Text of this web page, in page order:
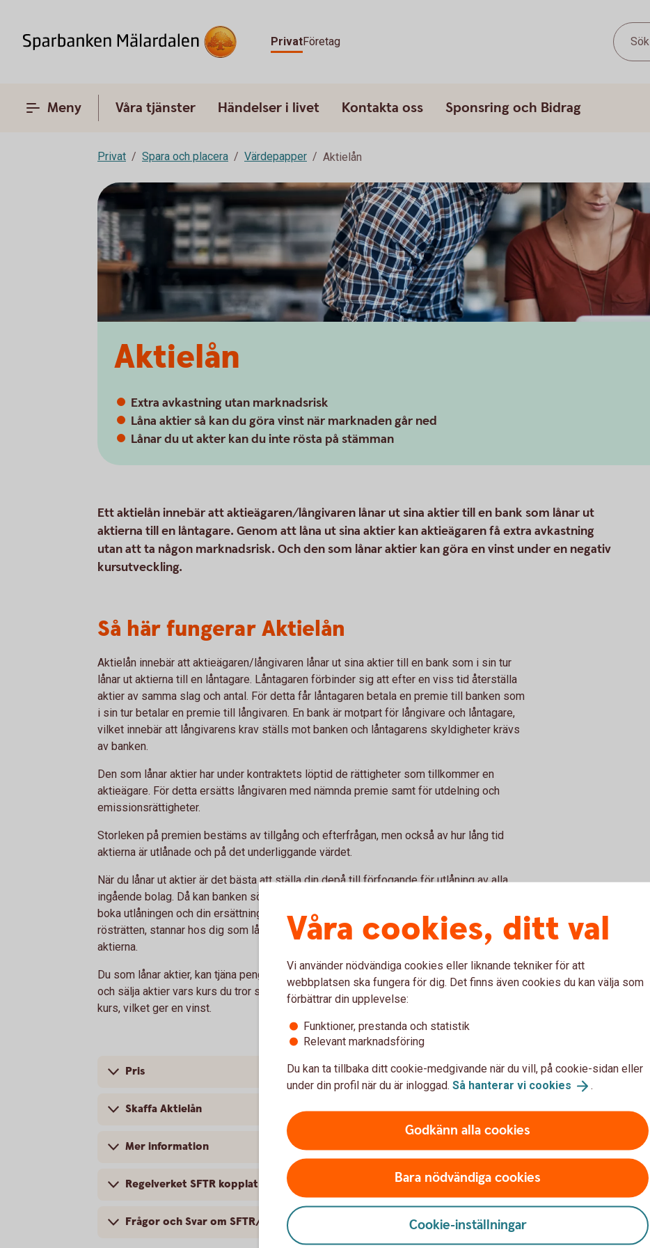
PrivatFöretag Sök
Meny Våra tjänster Händelser i livet Kontakta oss Sponsring och Bidrag
Privat Spara och placera Värdepapper Aktielån
Aktielån
Extra avkastning utan marknadsrisk
Låna aktier så kan du göra vinst när marknaden går ned
Lånar du ut akter kan du inte rösta på stämman
Ett aktielån innebär att aktieägaren/långivaren lånar ut sina aktier till en bank som lånar ut
aktierna till en låntagare. Genom att låna ut sina aktier kan aktieägaren få extra avkastning
utan att ta någon marknadsrisk. Och den som lånar aktier kan göra en vinst under en negativ
kursutveckling.
Så här fungerar Aktielån
Aktielån innebär att aktieägaren/långivaren lånar ut sina aktier till en bank som i sin tur
lånar ut aktierna till en låntagare. Låntagaren förbinder sig att efter en viss tid återställa
aktier av samma slag och antal. För detta får låntagaren betala en premie till banken som
i sin tur betalar en premie till långivaren. En bank är motpart för långivare och låntagare,
vilket innebär att långivarens krav ställs mot banken och låntagarens skyldigheter krävs
av banken.
Den som lånar aktier har under kontraktets löptid de rättigheter som tillkommer en
aktieägare. För detta ersätts långivaren med nämnda premie samt för utdelning och
emissionsrättigheter.
Storleken på premien bestäms av tillgång och efterfrågan, men också av hur lång tid
aktierna är utlånade och på det underliggande värdet.
När du lånar ut aktier är det bästa att ställa din depå till förfogande för utlåning av alla
ingående bolag. Då kan banken söka efter de aktier som efterfrågas och automatiskt
boka utlåningen och din ersättning. Utdelningar, inlösenrätter, emissionsrätter, men inte
rösträtten, stannar hos dig som långivare och du kan när som helst begära att få tillbaka
aktierna.
Du som lånar aktier, kan tjäna pengar i en marknad med fallande kurser genom att låna
och sälja aktier vars kurs du tror ska gå ned och sedan köpa tillbaka aktierna till en lägre
kurs, vilket ger en vinst.
Pris
Skaffa Aktielån
Mer information
Regelverket SFTR kopplat till Aktielån
Frågor och Svar om SFTR/Transaktionsrapportering
Våra cookies, ditt val
Vi använder nödvändiga cookies eller liknande tekniker för att
webbplatsen ska fungera för dig. Det finns även cookies du kan välja som
förbättrar din upplevelse:
Funktioner, prestanda och statistik
Relevant marknadsföring
Du kan ta tillbaka ditt cookie-medgivande när du vill, på cookie-sidan eller
under din profil när du är inloggad. Så hanterar vi cookies .
Godkänn alla cookies
Bara nödvändiga cookies
Cookie-inställningar